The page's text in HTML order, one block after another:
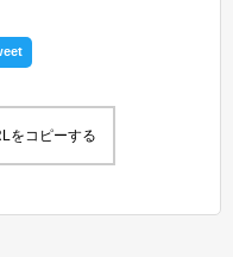
をコピーする